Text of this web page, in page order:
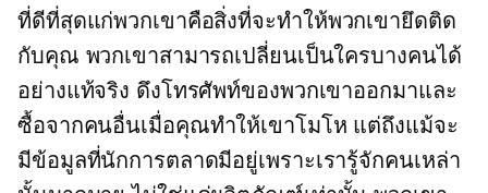
ที่ดีที่สุดแก่พวกเขาคือสิ่งที่จะทำให้พวกเขายึดติด
กับคุณ พวกเขาสามารถเปลี่ยนเป็นใครบางคนได้
อย่างแท้จริง ดึงโทรศัพท์ของพวกเขาออกมาและ
ซื้อจากคนอื่นเมื่อคุณทำให้เขาโมโห แต่ถึงแม้จะ
มีข้อมูลที่นักการตลาดมีอยู่เพราะเรารู้จักคนเหล่า